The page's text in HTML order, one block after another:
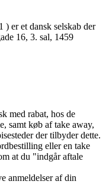
er et dansk selskab der
16, 3. sal, 1459
med rabat, hos de
samt køb af take away,
der tilbyder dette.
eller en take
at du "indgår aftale
anmeldelser af din